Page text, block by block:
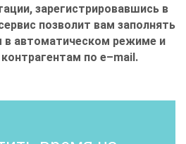
зарегистрировавшись в
позволит вам заполнять
автоматическом режиме и
по e–mail .